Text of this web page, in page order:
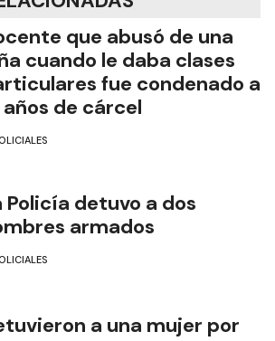
que abusó de una
cuando le daba clases
fue condenado a
años de cárcel
Policía detuvo a dos
armados
a una mujer por